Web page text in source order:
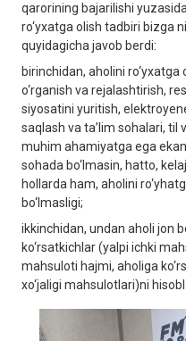
qarorining bajarilishi
ro‘yxatga olish tadbiri bizga
quyidagicha javob berdi:
birinchidan, aholini
o‘rganish va rejalashtirish,
siyosatini yuritish,
saqlash va ta’lim sohalari, til
muhim ahamiyatga ega
sohada bo‘lmasin, hatto,
hollarda ham, aholini
bo‘lmasligi;
ikkinchidan, undan aholi jon
ko‘rsatkichlar (yalpi ichki
mahsuloti hajmi, aholiga
xo‘jaligi mahsulotlari)ni